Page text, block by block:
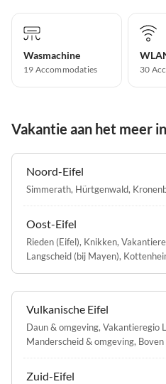
Wasmachine
19 Accommodaties 30
Vakantie aan het meer
Noord-Eifel
Simmerath, Hürtgenwald,
Oost-Eifel
Rieden (Eifel), Knikken,
Langscheid (bij Mayen),
Vulkanische Eifel
Daun & omgeving, Vakantieregio
Manderscheid & omgeving,
Zuid-Eifel